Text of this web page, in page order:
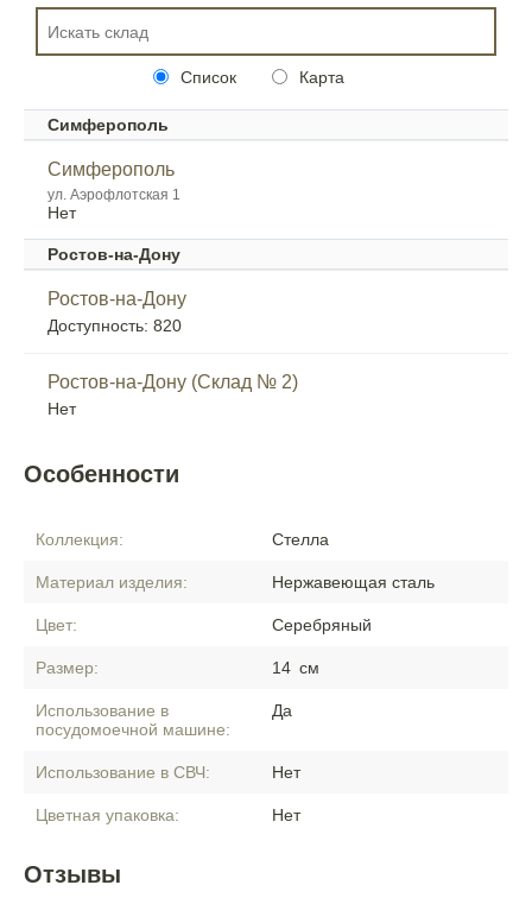
Список Карта
Симферополь
Симферополь
ул. Аэрофлотская 1
Нет
Ростов-на-Дону
Ростов-на-Дону
Доступность: 820
Ростов-на-Дону (Склад № 2)
Нет
Особенности
Коллекция: Стелла
Материал изделия: Нержавеющая сталь
Цвет: Серебряный
Размер: 14 см
Использование в
посудомоечной машине:
Да
Использование в СВЧ: Нет
Цветная упаковка: Нет
Отзывы